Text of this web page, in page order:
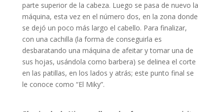
parte superior de la cabeza. Luego se pasa de nuevo la
máquina, esta vez en el número dos, en la zona donde
se dejó un poco más largo el cabello. Para finalizar,
con una cachilla (la forma de conseguirla es
desbaratando una máquina de afeitar y tomar una de
sus hojas, usándola como barbera) se delinea el corte
en las patillas, en los lados y atrás; este punto final se
le conoce como “El Miky”.